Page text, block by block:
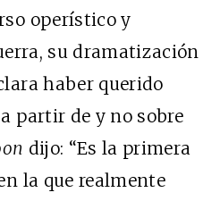
operístico y
su dramatización
haber querido
partir de y no sobre
dijo: “Es la primera
la que realmente